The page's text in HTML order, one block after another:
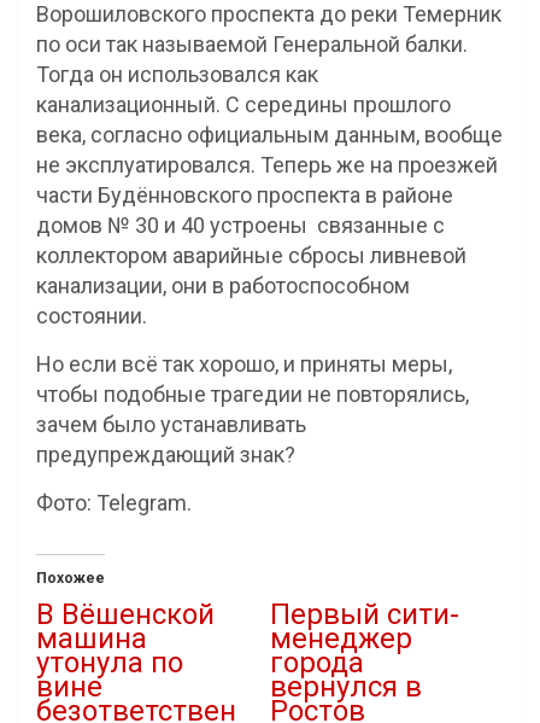
Ворошиловского проспекта до реки Темерник
по оси так называемой Генеральной балки.
Тогда он использовался как
канализационный. С середины прошлого
века, согласно официальным данным, вообще
не эксплуатировался. Теперь же на проезжей
части Будённовского проспекта в районе
домов № 30 и 40 устроены связанные с
коллектором аварийные сбросы ливневой
канализации, они в работоспособном
состоянии.
Но если всё так хорошо, и приняты меры,
чтобы подобные трагедии не повторялись,
зачем было устанавливать
предупреждающий знак?
Фото: Telegram.
Похожее
В Вёшенской
машина
утонула по
вине
безответствен
Первый сити-
менеджер
города
вернулся в
Ростов